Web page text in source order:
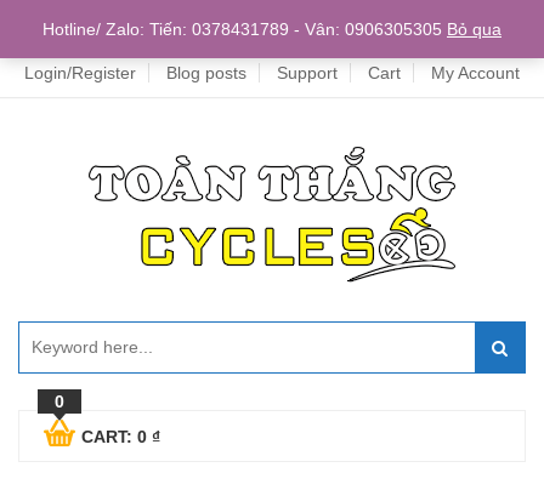
Home
Login/Register Blog posts Support Cart My Account
0
CART: 0 ₫
Hotline/ Zalo: Tiến: 0378431789 - Vân: 0906305305 Bỏ qua